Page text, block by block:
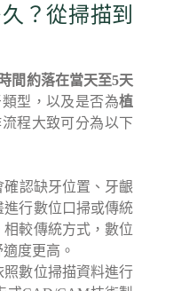
？從掃描到
間約落在當天至5天
型，以及是否為植
程大致可分為以下
確認缺牙位置、牙齦
行數位口掃或傳統
較傳統方式，數位
度更高。
照數位掃描資料進行